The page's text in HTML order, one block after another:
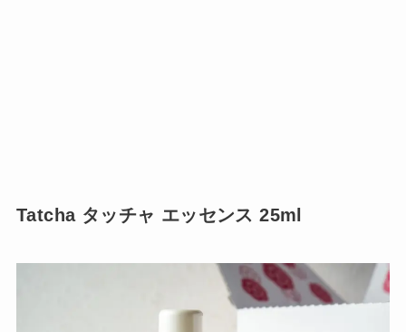
Tatcha タッチャ エッセンス 25ml